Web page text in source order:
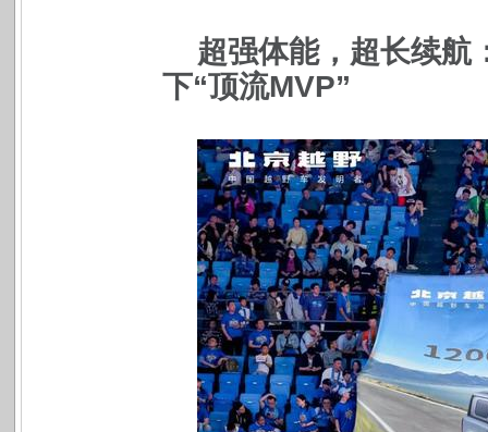
超强体能，超长续航
下“顶流MVP”